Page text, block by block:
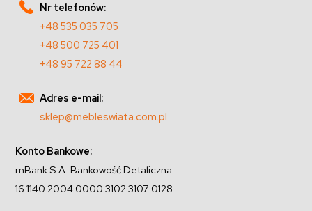
Nr telefonów:
+48 535 035 705
+48 500 725 401
+48 95 722 88 44
Adres e-mail:
sklep@mebleswiata.com.pl
Konto Bankowe:
mBank S.A. Bankowość Detaliczna
16 1140 2004 0000 3102 3107 0128